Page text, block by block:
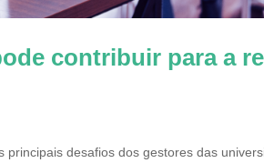
contribuir para a
principais desafios dos gestores das